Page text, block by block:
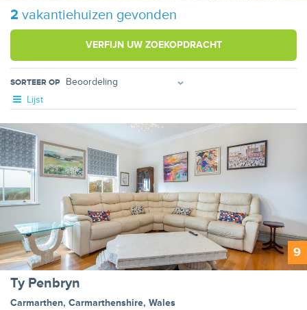
2 vakantiehuizen gevonden
VERFIJN UW ZOEKOPDRACHT
SORTEER OP
Lijst
9
Ty Penbryn
Carmarthen, Carmarthenshire, Wales